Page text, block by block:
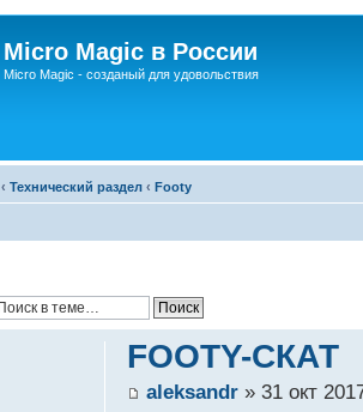
Micro Magic в России
Micro Magic - созданый для удовольствия
‹ Технический раздел ‹ Footy
FOOTY-СКАТ
aleksandr» 31 окт